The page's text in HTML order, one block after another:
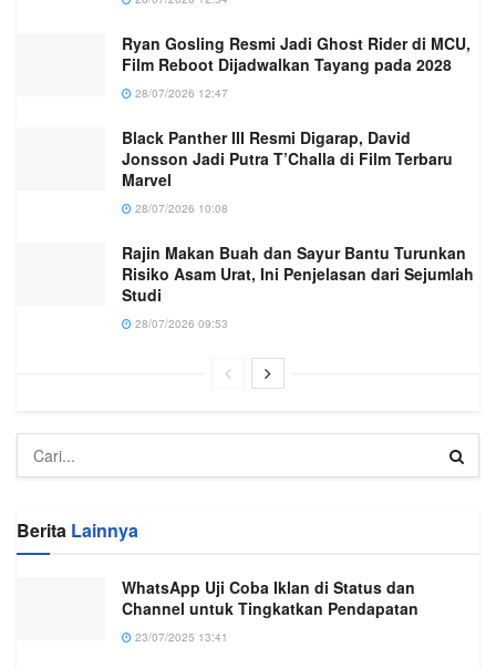
Ryan Gosling Resmi Jadi Ghost Rider di MCU,
Film Reboot Dijadwalkan Tayang pada 2028
28/07/2026 12:47
Black Panther III Resmi Digarap, David
Jonsson Jadi Putra T’Challa di Film Terbaru
Marvel
28/07/2026 10:08
Rajin Makan Buah dan Sayur Bantu Turunkan
Risiko Asam Urat, Ini Penjelasan dari Sejumlah
Studi
28/07/2026 09:53
Berita Lainnya
WhatsApp Uji Coba Iklan di Status dan
Channel untuk Tingkatkan Pendapatan
23/07/2025 13:41